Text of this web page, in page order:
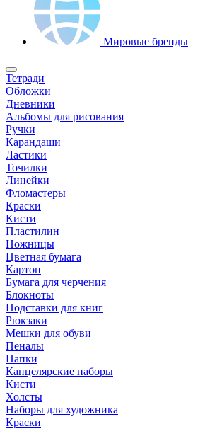
Мировые бренды
Тетради
Обложки
Дневники
Альбомы для рисования
Ручки
Карандаши
Ластики
Точилки
Линейки
Фломастеры
Краски
Кисти
Пластилин
Ножницы
Цветная бумага
Картон
Бумага для черчения
Блокноты
Подставки для книг
Рюкзаки
Мешки для обуви
Пеналы
Папки
Канцелярские наборы
Кисти
Холсты
Наборы для художника
Краски